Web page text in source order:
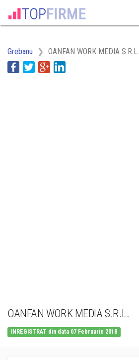
Grebanu OANFAN WORK MEDIA S.R.L.
OANFAN WORK MEDIA S.R.L.
INREGISTRAT din data 07 Februarie 2018